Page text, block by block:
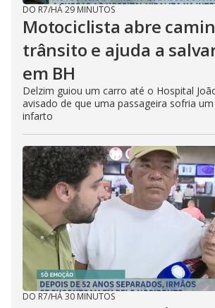
DO R7/HÁ 29 MINUTOS
Motociclista abre
trânsito e ajuda a
em BH
Delzim guiou um carro até o Hospital
avisado de que uma passageira sofria
infarto
DO R7/HÁ 30 MINUTOS